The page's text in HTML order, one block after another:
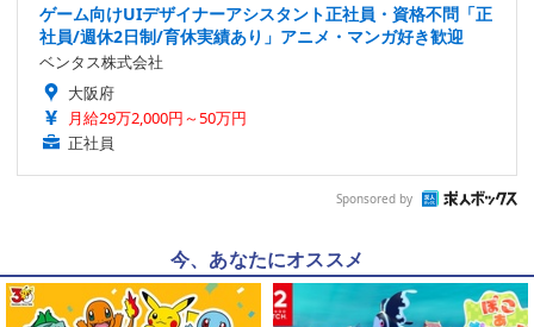
ゲーム向けUIデザイナーアシスタント正社員・資格不問「正
社員/週休2日制/育休実績あり」アニメ・マンガ好き歓迎
ベンタス株式会社
大阪府
月給29万2,000円～50万円
正社員
Sponsored by
今、あなたにオススメ